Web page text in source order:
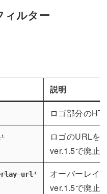
ィルター
説明
ロゴ部分の
ロゴのURLを
ver.1.5で廃止
オーバーレイ
ver.1.5で廃止